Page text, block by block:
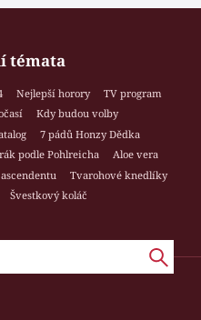
témata
Nejlepší horory
TV program
Kdy budou volby
7 pádů Honzy Dědka
podle Pohlreicha
Aloe vera
Tvarohové knedlíky
Švestkový koláč